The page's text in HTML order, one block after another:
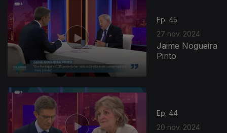
Ep. 45
27 nov. 2024
Jaime Nogueira
Pinto
Ep. 44
20 nov. 2024